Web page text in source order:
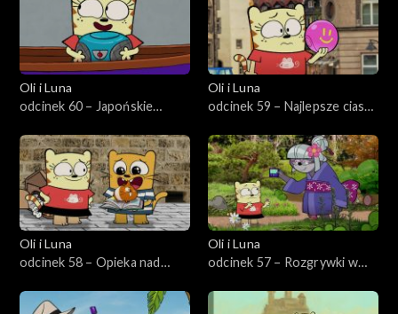
Oli i Luna
odcinek 60 – Japońskie
Oli i Luna
odcinek 59 – Najlepsze ciasto
Oli i Luna
odcinek 58 – Opieka nad
Oli i Luna
odcinek 57 – Rozgrywki w